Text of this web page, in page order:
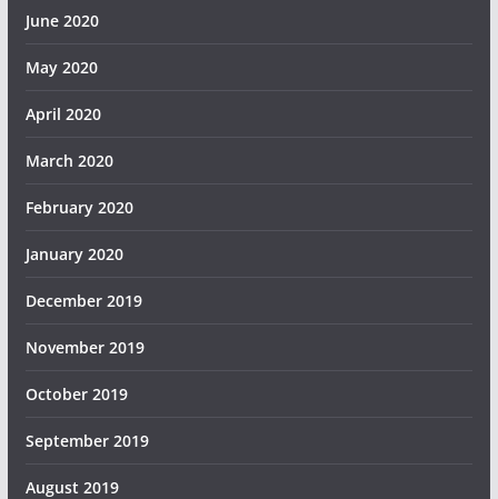
June 2020
May 2020
April 2020
March 2020
February 2020
January 2020
December 2019
November 2019
October 2019
September 2019
August 2019